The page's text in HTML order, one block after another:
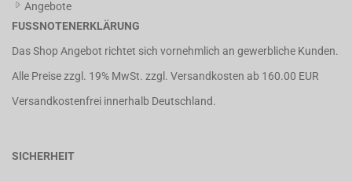
Angebote
FUSSNOTENERKLÄRUNG
Das Shop Angebot richtet sich vornehmlich an gewerbliche Kunden.
Alle Preise zzgl. 19% MwSt. zzgl. Versandkosten ab 160.00 EUR
Versandkostenfrei innerhalb Deutschland.
SICHERHEIT